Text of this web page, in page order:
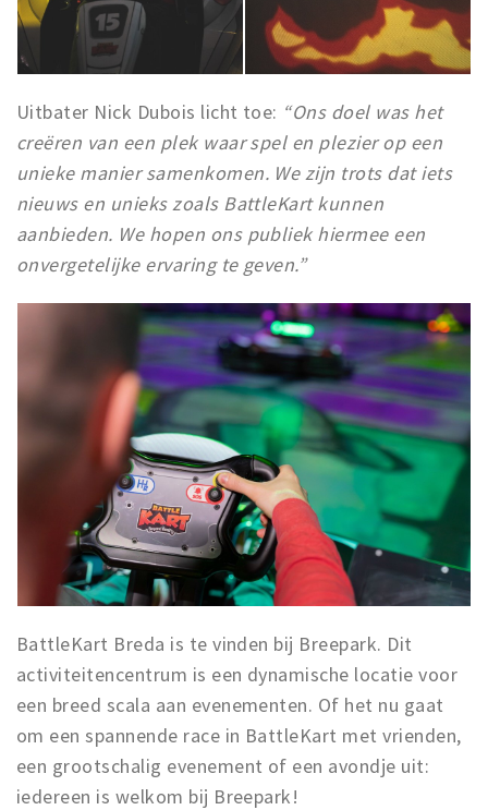
Uitbater Nick Dubois licht toe: “Ons doel was het
creëren van een plek waar spel en plezier op een
unieke manier samenkomen. We zijn trots dat iets
nieuws en unieks zoals BattleKart kunnen
aanbieden. We hopen ons publiek hiermee een
onvergetelijke ervaring te geven.”
BattleKart Breda is te vinden bij Breepark. Dit
activiteitencentrum is een dynamische locatie voor
een breed scala aan evenementen. Of het nu gaat
om een spannende race in BattleKart met vrienden,
een grootschalig evenement of een avondje uit:
iedereen is welkom bij Breepark!